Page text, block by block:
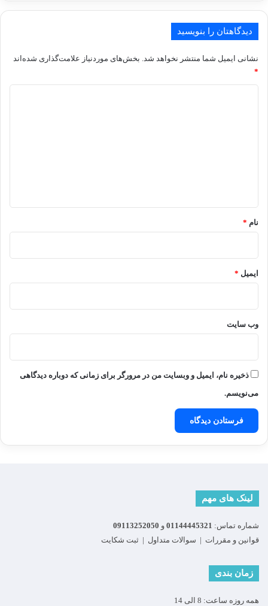
دیدگاهتان را بنویسید
نشانی ایمیل شما منتشر نخواهد شد. بخش‌های موردنیاز علامت‌گذاری شده‌اند
*
نام *
ایمیل *
وب‌ سایت
ذخیره نام، ایمیل و وبسایت من در مرورگر برای زمانی که دوباره دیدگاهی
می‌نویسم.
لینک های مهم
شماره تماس: 01144445321 و 09113252050
قوانین و مقررات | سوالات متداول | ثبت شکایت
زمان بندی
همه روزه ساعت: 8 الی 14